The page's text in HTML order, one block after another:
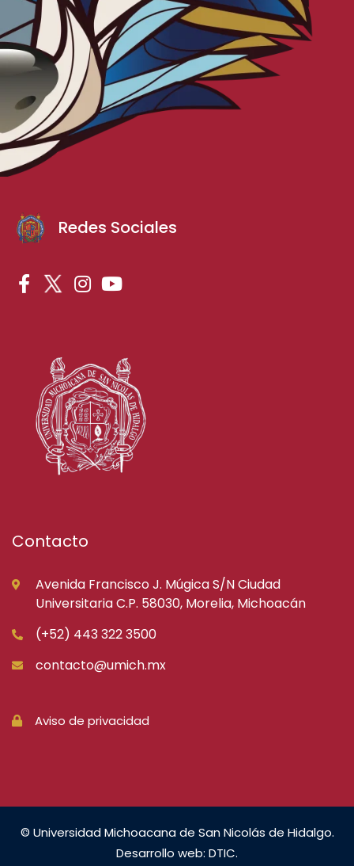
Redes Sociales
Contacto
Avenida Francisco J. Múgica S/N Ciudad
Universitaria C.P. 58030, Morelia, Michoacán
(+52) 443 322 3500
contacto@umich.mx
Aviso de privacidad
© Universidad Michoacana de San Nicolás de Hidalgo.
Desarrollo web: DTIC.